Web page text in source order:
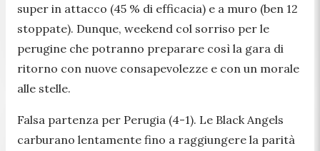
super in attacco (45 % di efficacia) e a muro (ben 12
stoppate). Dunque, weekend col sorriso per le
perugine che potranno preparare così la gara di
ritorno con nuove consapevolezze e con un morale
alle stelle.
Falsa partenza per Perugia (4-1). Le Black Angels
carburano lentamente fino a raggiungere la parità